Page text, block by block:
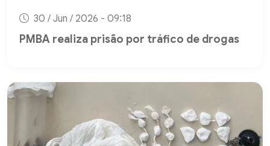
30 / Jun / 2026 - 09:18
PMBA realiza prisão por tráfico de drogas